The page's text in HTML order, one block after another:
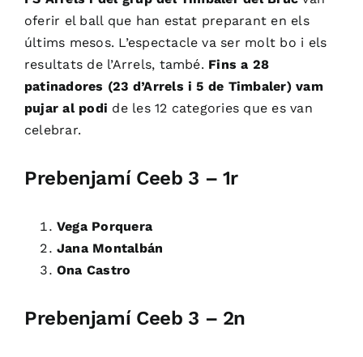
oferir el ball que han estat preparant en els
últims mesos. L’espectacle va ser molt bo i els
resultats de l’Arrels, també. Fins a 28
patinadores (23 d’Arrels i 5 de Timbaler) vam
pujar al podi de les 12 categories que es van
celebrar.
Prebenjamí Ceeb 3 – 1r
Vega Porquera
Jana Montalbán
Ona Castro
Prebenjamí Ceeb 3 – 2n